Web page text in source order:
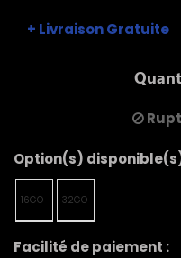
+ Livraison Gratuite
Option(s)
16GO 32GO
Facilité de paiement :